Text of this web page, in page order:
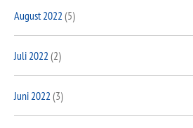
August 2022 (5)
Juli 2022 (2)
Juni 2022 (3)